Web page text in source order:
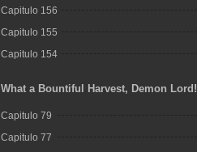
Capitulo 156
Capitulo 155
Capitulo 154
What a Bountiful Harvest, Demon Lord!
Capitulo 79
Capitulo 77